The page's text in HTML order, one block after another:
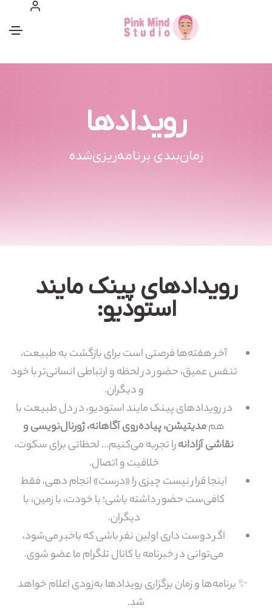
زمان‌بندی برنامه‌ریزی‌شده
رویدادها
رویدادهای پینک مایند
استودیو:
آخر هفته‌ها فرصتی است برای بازگشت به طبیعت،
تنفس عمیق، حضور در لحظه و ارتباطی انسانی‌تر با خود
و دیگران.
در رویدادهای پینک مایند استودیو، در دل طبیعت با
هممدیتیشن، پیاده‌روی آگاهانه، ژورنال‌نویسی و
نقاشی آزادانهرا تجربه می‌کنیم… لحظاتی برای سکوت،
خلاقیت و اتصال.
اینجا قرار نیست چیزی را «درست» انجام دهی، فقط
کافی‌ست حضور داشته باشی؛ با خودت، با زمین، با
دیگران.
اگر دوست داری اولین نفر باشی که باخبر می‌شود،
می‌توانی در خبرنامه یا کانال تلگرام ما عضو شوی.
✨ برنامه‌ها و زمان برگزاری رویدادها به‌زودی اعلام خواهد
شد.